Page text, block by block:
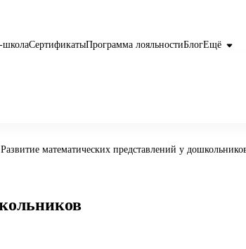
школаСертификатыПрограмма лояльностиБлогЕщё
Развитие математических представлений у